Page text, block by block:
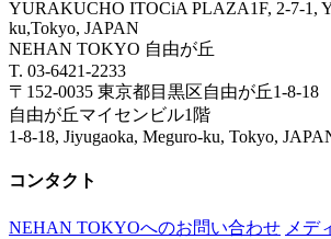
YURAKUCHO ITOCiA PLAZA1F, 2-7-1,
ku,Tokyo, JAPAN
NEHAN TOKYO 自由が丘
T. 03-6421-2233
〒152-0035 東京都目黒区自由が丘1-8-18
自由が丘マイセンビル1階
1-8-18, Jiyugaoka, Meguro-ku, Tokyo,
コンタクト
NEHAN TOKYOへのお問い合わせ メデ